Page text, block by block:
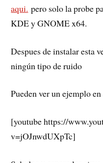
aqui. pero solo la probe
KDE y GNOME x64.
Despues de instalar esta
ningún tipo de ruido
Pueden ver un ejemplo
[youtube https://
v=jOJnwdUXpTc]